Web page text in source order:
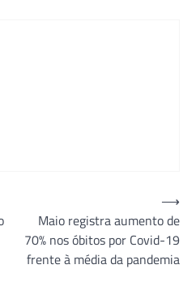
Maio registra aumento de
70% nos óbitos por Covid-19
frente à média da pandemia
⟶